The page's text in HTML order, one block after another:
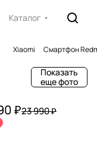
Каталог
Xiaomi Смартфон
Показать
еще фото
₽23 990 ₽